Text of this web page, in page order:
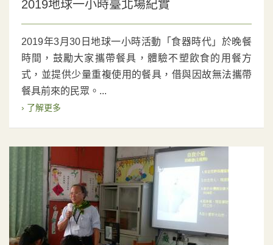
2019地球一小時臺北場紀實
2019年3月30日地球一小時活動「食器時代」於晚餐
時間，鼓勵大家攜帶餐具，體驗不塑飲食的用餐方
式，並提供少量重複使用的餐具，借與因故無法攜帶
餐具前來的民眾。...
› 了解更多